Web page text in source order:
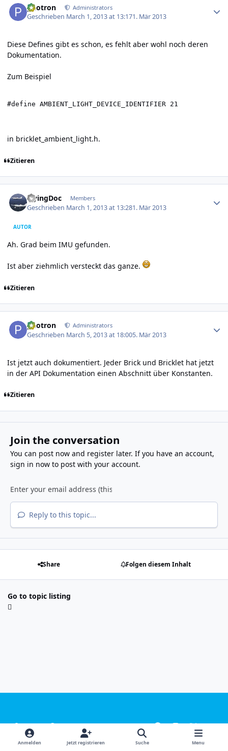
photron Administrators
Geschrieben March 1, 2013 at 13:171. Mär 2013
Diese Defines gibt es schon, es fehlt aber wohl noch deren
Dokumentation.
Zum Beispiel
#define AMBIENT_LIGHT_DEVICE_IDENTIFIER 21
in bricklet_ambient_light.h.
Zitieren
FlyingDoc Members
Geschrieben March 1, 2013 at 13:281. Mär 2013
AUTOR
Ah. Grad beim IMU gefunden.
Ist aber ziehmlich versteckt das ganze.
Zitieren
photron Administrators
Geschrieben March 5, 2013 at 18:005. Mär 2013
Ist jetzt auch dokumentiert. Jeder Brick und Bricklet hat jetzt
in der API Dokumentation einen Abschnitt über Konstanten.
Zitieren
Join the conversation
You can post now and register later. If you have an account,
sign in nowto post with your account.
Reply to this topic...
Share Folgen diesem Inhalt
Go to topic listing
Light ModeDark ModeSystem Preference
f
c
i
x
y
o
u
Sprachen Design Datenschutzerklärung Kontakt
Anmelden Jetzt registrieren Suche Menu